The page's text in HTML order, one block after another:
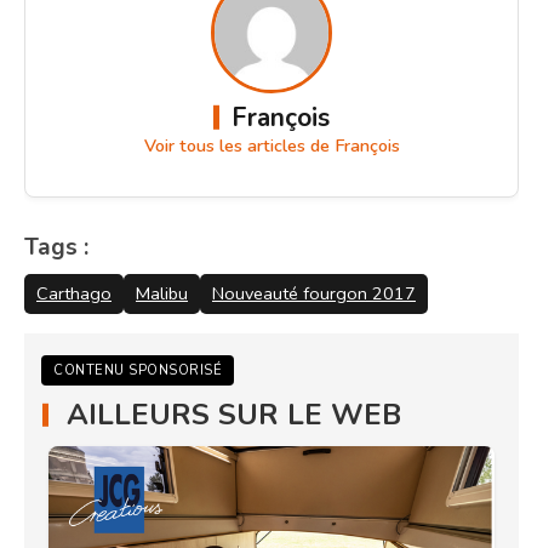
François
Voir tous les articles de François
Tags :
Carthago Malibu Nouveauté fourgon 2017
CONTENU SPONSORISÉ
AILLEURS SUR LE WEB